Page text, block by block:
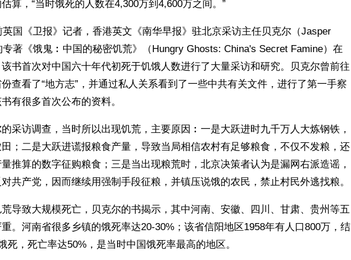
算，“当时饿死的人数在4,300万到4,600万之间。”
英国《卫报》记者，香港英文《南华早报》驻北京采访主任贝克尔（Jasper
专著《饿鬼︰中国的秘密饥荒》（Hungry Ghosts: China's Secret Famine）在
书首次对中国六十年代初死于饥饿人数进行了大量采访和研究。贝克尔曾前往
查看了“地方志”，并通过私人关系看到了一些中共有关文件，进行了第一手察
有很多首次公布的资料。
采访调查，当时所以出现饥荒，主要原因︰一是大跃进时九千万人大炼钢铁，
；二是大跃进谎报粮食产量，导致当局相信农村有足够粮食，不仅不发粮，还
推算的数字征购粮食；三是当出现粮荒时，北京决策者认为是漏网右派造谣，
共产党，因而继续用强制手段征粮，并镇压说饿的农民，禁止村民外逃找粮。
导致大规模死亡，贝克尔的书揭示，其中河南、安徽、四川、甘肃、贵州等五
。河南省很多乡镇的饿死率达20-30%；该省信阳地区1958年有人口800万，结
死，死亡率达50%，是当时中国饿死率最高的地区。